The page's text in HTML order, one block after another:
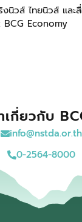
วส์ ไทยนิวส์ และสื่
BCG Economy
เกี่ยวกับ
info@nstda.or.th
0-2564-8000